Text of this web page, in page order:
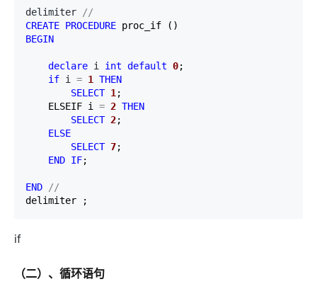
delimiter
//
CREATE PROCEDURE
BEGIN
declare i int default 0;
if i = 1
THEN
SELECT 1 ;
    ELSEIF i
= 2 THEN
SELECT 2;
ELSE
SELECT 7;
END IF;
END
//
delimiter ;
if
（二）、循环语句